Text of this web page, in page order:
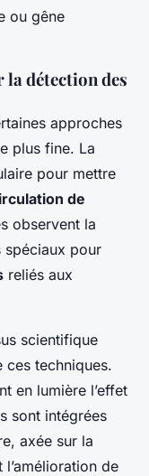
ou gêne
la détection des
approches
plus fine. La
pour mettre
de
observent la
spéciaux pour
reliés aux
scientifique
ces techniques.
en lumière l’effet
sont intégrées
axée sur la
de